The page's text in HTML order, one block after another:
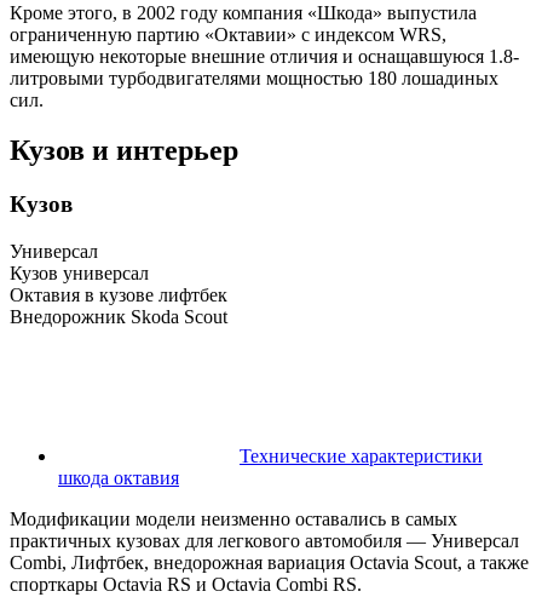
Кроме этого, в 2002 году компания «Шкода» выпустила
ограниченную партию «Октавии» с индексом WRS,
имеющую некоторые внешние отличия и оснащавшуюся 1.8-
литровыми турбодвигателями мощностью 180 лошадиных
сил.
Кузов и интерьер
Кузов
Универсал
Кузов универсал
Октавия в кузове лифтбек
Внедорожник Skoda Scout
Технические характеристики
шкода октавия
Модификации модели неизменно оставались в самых
практичных кузовах для легкового автомобиля — Универсал
Combi, Лифтбек, внедорожная вариация Octavia Scout, а также
спорткары Octavia RS и Octavia Combi RS.